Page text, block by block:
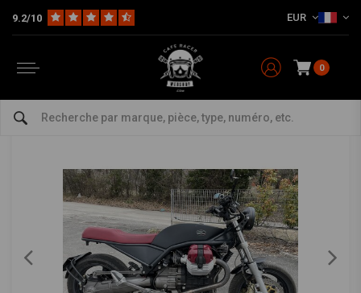
9.2/10 EUR
0
Motos À vendre Moto Guzzi Breva 1100 Custom caféracer
Moto Guzzi Breva 1100 Custom caféracer